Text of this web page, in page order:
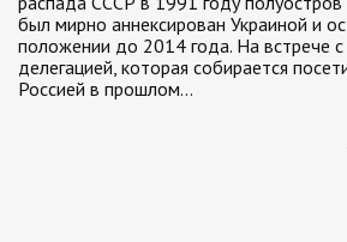
был мирно аннексирован Украиной и
положении до 2014 года. На встрече с
делегацией, которая собирается
Россией в прошлом…